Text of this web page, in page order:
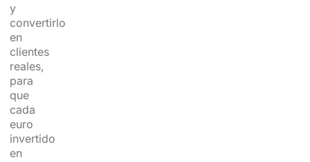
y
convertirlo
en
clientes
reales,
para
que
cada
euro
invertido
en